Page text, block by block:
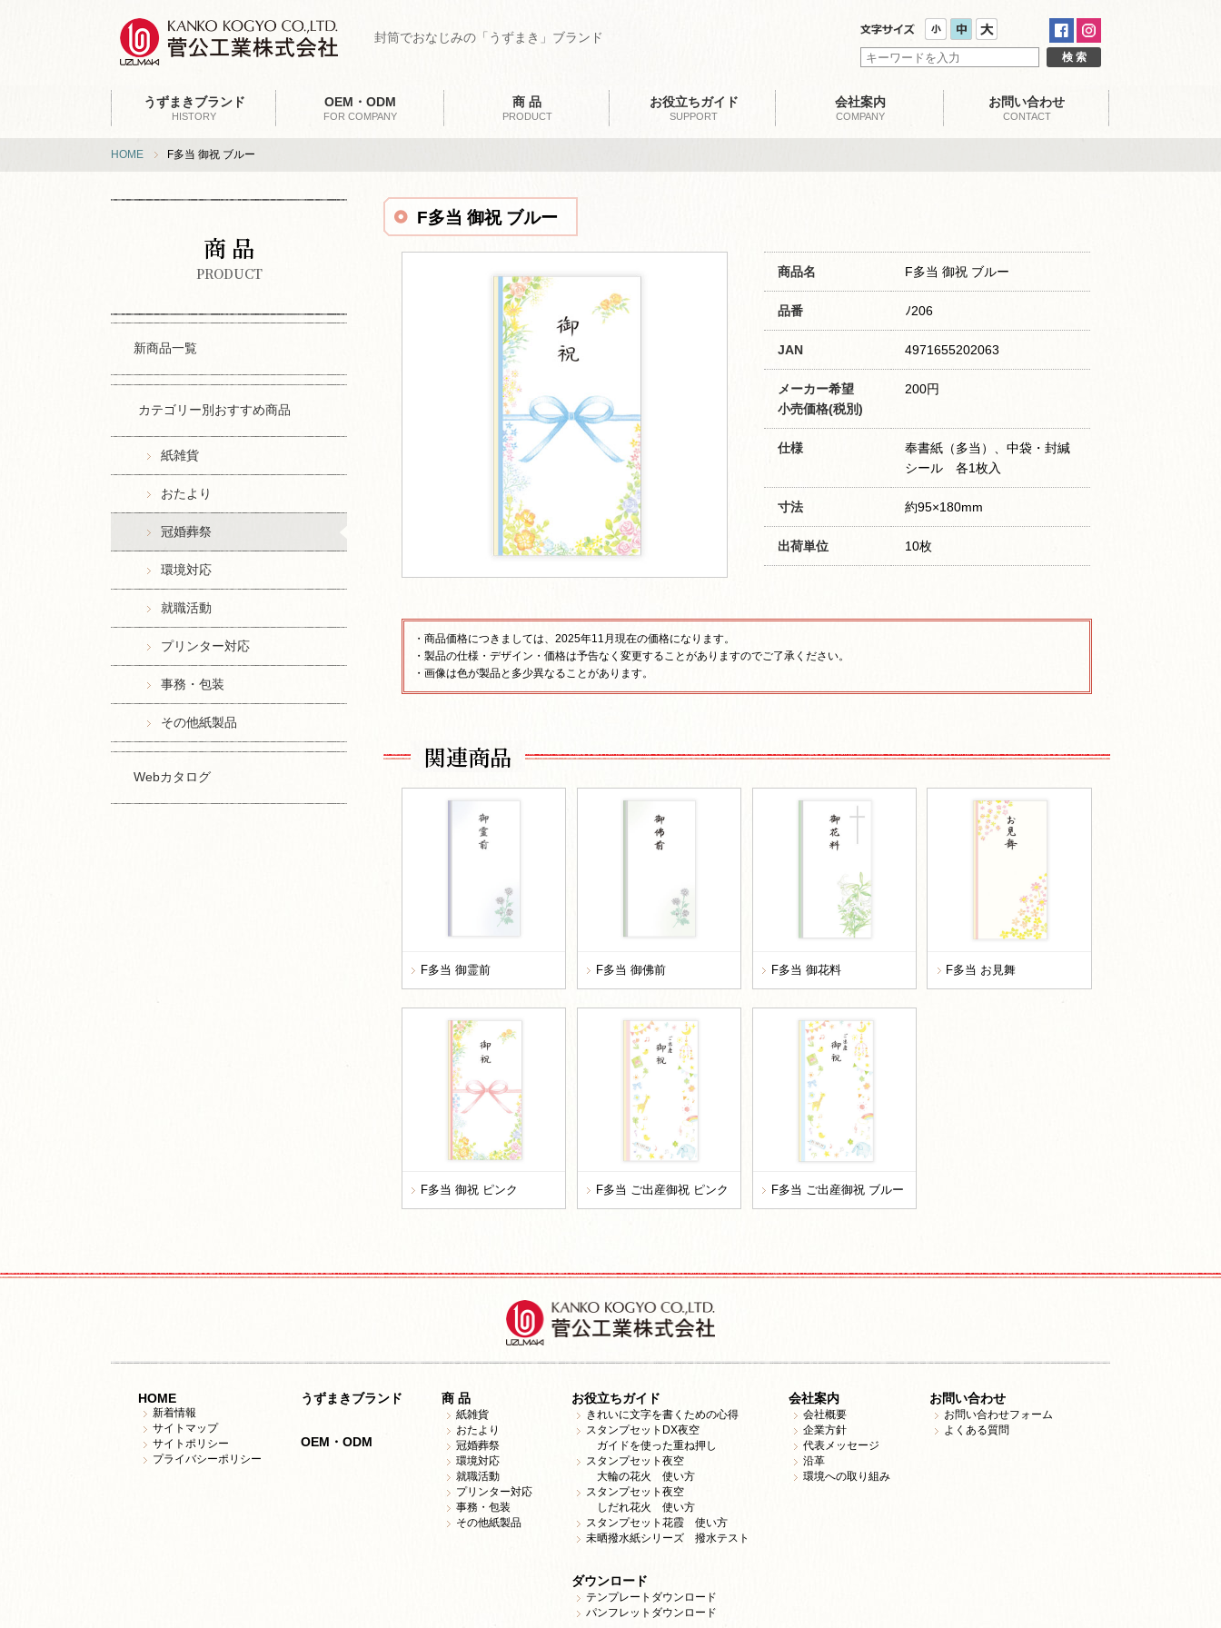
封筒でおなじみの「うずまき」ブランド
うずまきブランド
HISTORY
OEM・ODM
FOR COMPANY
商 品
PRODUCT
お役立ちガイド
SUPPORT
会社案内
COMPANY
お問い合わせ
CONTACT
HOME F多当 御祝 ブルー
商 品
PRODUCT
新商品一覧
カテゴリー別おすすめ商品
紙雑貨
おたより
冠婚葬祭
環境対応
就職活動
プリンター対応
事務・包装
その他紙製品
Webカタログ
F多当 御祝 ブルー
商品名 F多当 御祝 ブルー
品番 ﾉ206
JAN 4971655202063
メーカー希望
小売価格(税別)
200円
仕様
奉書紙（多当）、中袋・封緘
シール 各1枚入
寸法 約95×180mm
出荷単位 10枚
・商品価格につきましては、2025年11月現在の価格になります。
・製品の仕様・デザイン・価格は予告なく変更することがありますのでご了承ください。
・画像は色が製品と多少異なることがあります。
関連商品
F多当 御霊前 F多当 御佛前 F多当 御花料 F多当 お見舞
F多当 御祝 ピンク F多当 ご出産御祝 ピンク F多当 ご出産御祝 ブルー
HOME
新着情報
サイトマップ
サイトポリシー
プライバシーポリシー
うずまきブランド
OEM・ODM
商 品
紙雑貨
おたより
冠婚葬祭
環境対応
就職活動
プリンター対応
事務・包装
その他紙製品
お役立ちガイド
きれいに文字を書くための心得
スタンプセットDX夜空
ガイドを使った重ね押し
スタンプセット夜空
大輪の花火 使い方
スタンプセット夜空
しだれ花火 使い方
スタンプセット花霞 使い方
未晒撥水紙シリーズ 撥水テスト
ダウンロード
テンプレートダウンロード
パンフレットダウンロード
会社案内
会社概要
企業方針
代表メッセージ
沿革
環境への取り組み
お問い合わせ
お問い合わせフォーム
よくある質問